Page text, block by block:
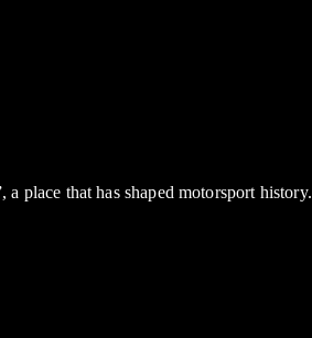
a place that has shaped motorsport history.